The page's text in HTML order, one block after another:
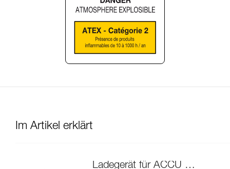
Im Artikel erklärt
Ladegerät für ACCU 2